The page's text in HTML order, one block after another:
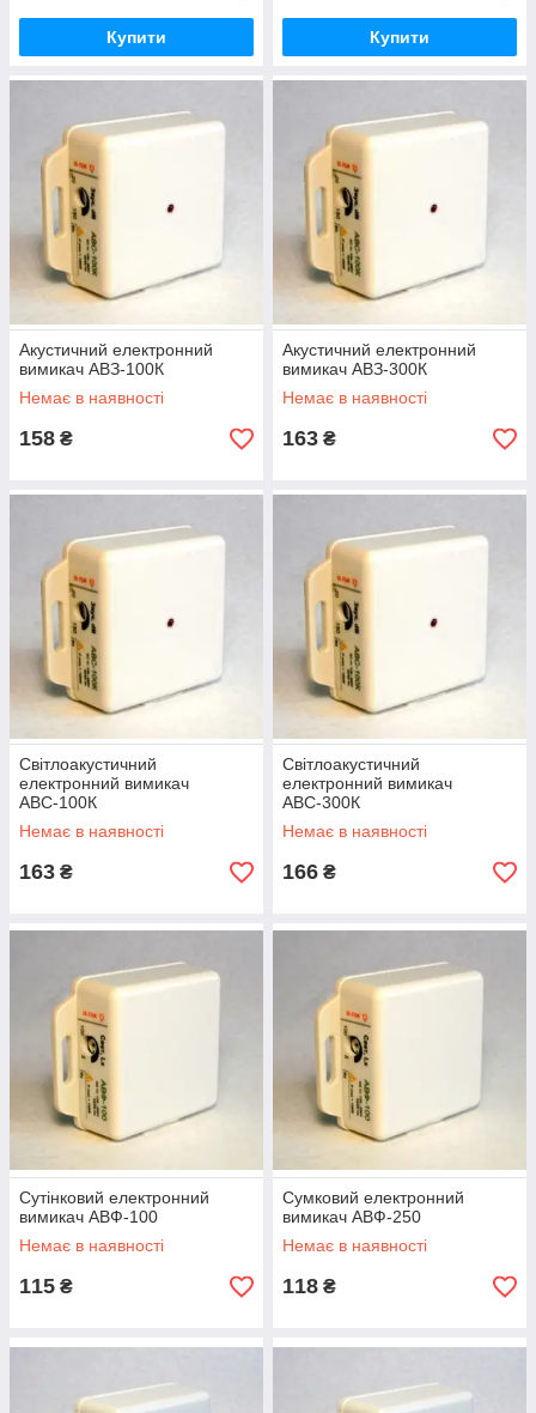
Купити Купити
Акустичний електронний
вимикач АВЗ-100К
Немає в наявності
158 ₴
Акустичний електронний
вимикач АВЗ-300К
Немає в наявності
163 ₴
Світлоакустичний
електронний вимикач
АВС-100К
Немає в наявності
163 ₴
Світлоакустичний
електронний вимикач
АВС-300К
Немає в наявності
166 ₴
Сутінковий електронний
вимикач АВФ-100
Немає в наявності
115 ₴
Сумковий електронний
вимикач АВФ-250
Немає в наявності
118 ₴